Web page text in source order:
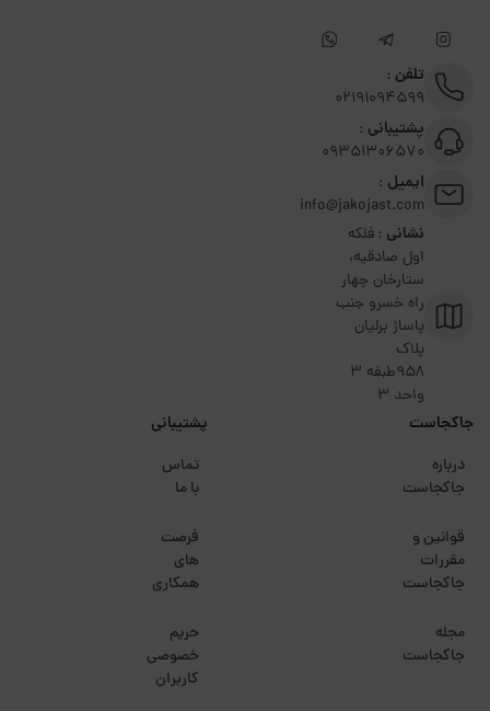
تلفن :
02191094599
پشتیبانی :
09351306570
ایمیل :
info@jakojast.com
نشانی :فلکه
اول صادقیه،
ستارخان چهار
راه خسرو جنب
پاساژ برلیان
پلاک
۹۵۸طبقه 3
واحد 3
جاکجاست
درباره
جاکجاست
قوانین و
مقررات
جاکجاست
مجله
جاکجاست
پشتیبانی
تماس
با ما
فرصت
های
همکاری
حریم
خصوصی
کاربران